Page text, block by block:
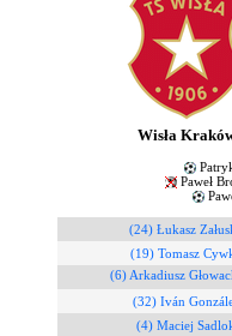
Wisła
Paweł
(24) Łukasz
(19) Tomasz
(6) Arkadiusz
(32) Iván
(4) Maciej